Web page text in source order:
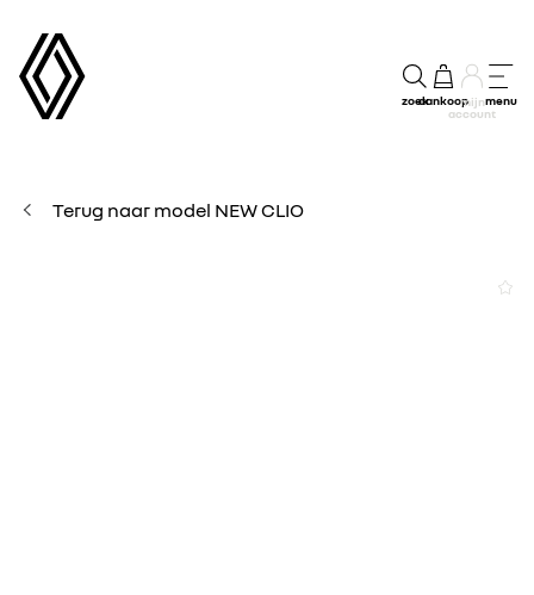
zoekaankoopmijn
account
menu
Terug naar model NEW CLIO